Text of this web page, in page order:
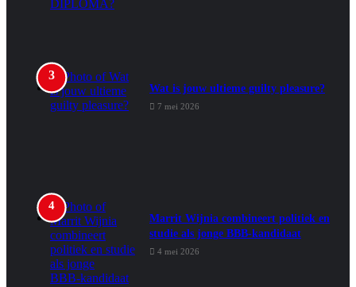
Wat is jouw ultieme guilty pleasure?
7 mei 2026
Marrit Wijnia combineert politiek en
studie als jonge BBB‑kandidaat
4 mei 2026